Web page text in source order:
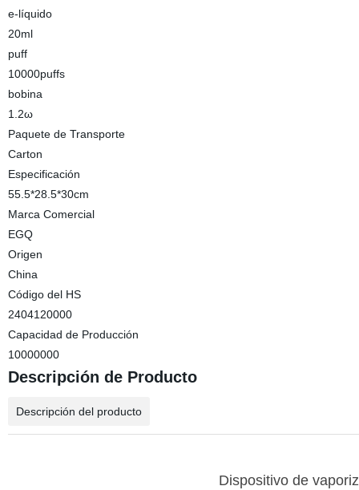
e-líquido
20ml
puff
10000puffs
bobina
1.2ω
Paquete de Transporte
Carton
Especificación
55.5*28.5*30cm
Marca Comercial
EGQ
Origen
China
Código del HS
2404120000
Capacidad de Producción
10000000
Descripción de Producto
Descripción del producto
Dispositivo de